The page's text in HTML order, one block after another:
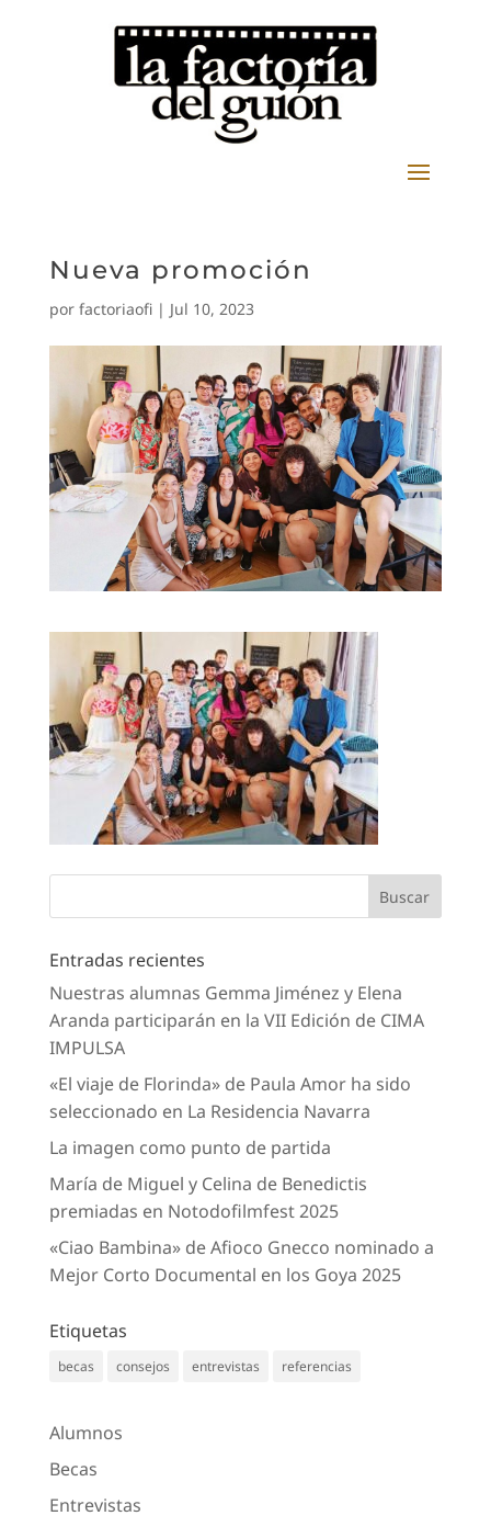
Nueva promoción
por factoriaofi| Jul 10, 2023
Entradas recientes
Nuestras alumnas Gemma Jiménez y Elena
Aranda participarán en la VII Edición de CIMA
IMPULSA
«El viaje de Florinda» de Paula Amor ha sido
seleccionado en La Residencia Navarra
La imagen como punto de partida
María de Miguel y Celina de Benedictis
premiadas en Notodofilmfest 2025
«Ciao Bambina» de Afioco Gnecco nominado a
Mejor Corto Documental en los Goya 2025
Etiquetas
becas consejos entrevistas referencias
Alumnos
Becas
Entrevistas